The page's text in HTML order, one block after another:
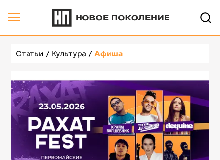
Статьи Культура Афиша